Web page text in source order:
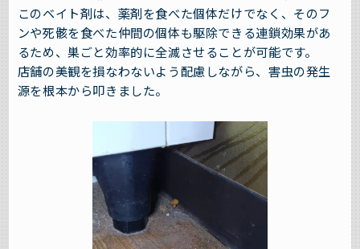
このベイト剤は、薬剤を食べた個体だけでなく、そのフ
ンや死骸を食べた仲間の個体も駆除できる連鎖効果があ
るため、巣ごと効率的に全滅させることが可能です。
店舗の美観を損なわないよう配慮しながら、害虫の発生
源を根本から叩きました。